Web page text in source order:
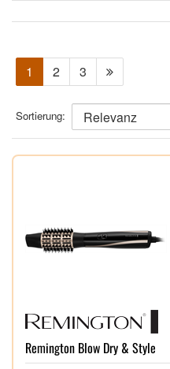
1 2 3
Sortierung:
Remington Blow Dry & Style